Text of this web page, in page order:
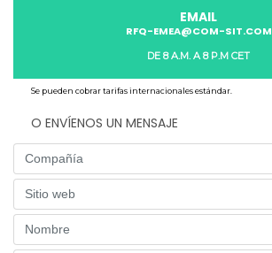
EMAIL
RFQ-EMEA@COM-SIT.COM
DE 8 A.M. A 8 P.M CET
Se pueden cobrar tarifas internacionales estándar.
O ENVÍENOS UN MENSAJE
Company
Website
Name